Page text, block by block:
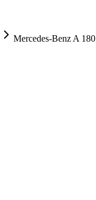
Mercedes-Benz A 180